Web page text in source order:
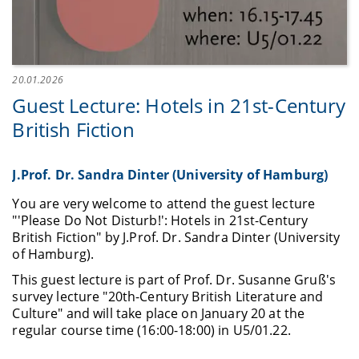
20.01.2026
Guest Lecture: Hotels in 21st-Century
British Fiction
J.Prof. Dr. Sandra Dinter (University of Hamburg)
You are very welcome to attend the guest lecture
"'Please Do Not Disturb!': Hotels in 21st-Century
British Fiction" by J.Prof. Dr. Sandra Dinter (University
of Hamburg).
This guest lecture is part of Prof. Dr. Susanne Gruß's
survey lecture "20th-Century British Literature and
Culture" and will take place on January 20 at the
regular course time (16:00-18:00) in U5/01.22.